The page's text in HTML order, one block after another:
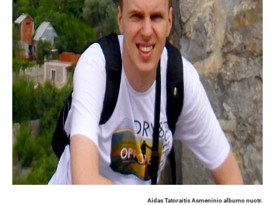
Aidas Tatoraitis Asmeninio albumo nuotr.